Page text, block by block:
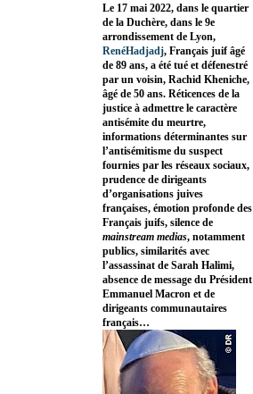
Le 17 mai 2022, dans le quartier
de la Duchère, dans le 9e
arrondissement de Lyon,
RenéHadjadj, Français juif âgé
de 89 ans, a été tué et défenestré
par un voisin, Rachid Kheniche,
âgé de 50 ans. Réticences de la
justice à admettre le caractère
antisémite du meurtre,
informations déterminantes sur
l’antisémitisme du suspect
fournies par les réseaux sociaux,
prudence de dirigeants
d’organisations juives
françaises, émotion profonde des
Français juifs, silence de
mainstream medias, notamment
publics, similarités avec
l’assassinat de Sarah Halimi,
absence de message du Président
Emmanuel Macron et de
dirigeants communautaires
français…